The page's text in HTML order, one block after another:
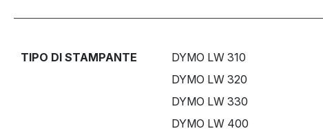
TIPO DI STAMPANTE
DYMO LW 310
DYMO LW 320
DYMO LW 330
DYMO LW 400